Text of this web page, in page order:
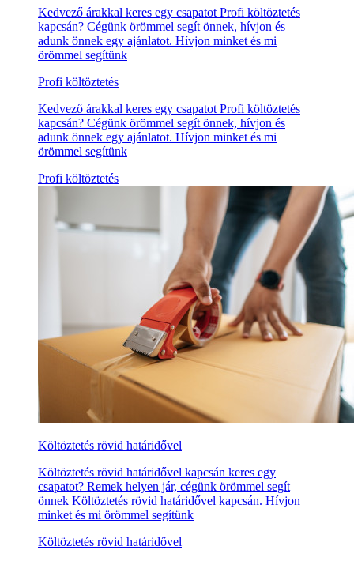
Kedvező árakkal keres egy csapatot Profi költöztetés
kapcsán? Cégünk örömmel segít önnek, hívjon és
adunk önnek egy ajánlatot. Hívjon minket és mi
örömmel segítünk
Profi költöztetés
Kedvező árakkal keres egy csapatot Profi költöztetés
kapcsán? Cégünk örömmel segít önnek, hívjon és
adunk önnek egy ajánlatot. Hívjon minket és mi
örömmel segítünk
Profi költöztetés
Költöztetés rövid határidővel
Költöztetés rövid határidővel kapcsán keres egy
csapatot? Remek helyen jár, cégünk örömmel segít
önnek Költöztetés rövid határidővel kapcsán. Hívjon
minket és mi örömmel segítünk
Költöztetés rövid határidővel